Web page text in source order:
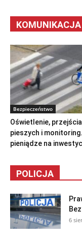
KOMUNIKACJA
Bezpieczeństwo
Oświetlenie,
pieszych i
pieniądze na
POLICJA
6